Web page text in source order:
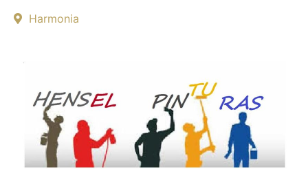
Harmonia